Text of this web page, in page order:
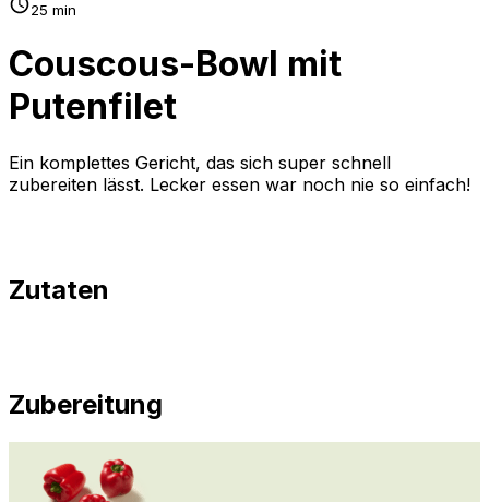
25 min
Couscous-Bowl mit
Putenfilet
Ein komplettes Gericht, das sich super schnell
zubereiten lässt. Lecker essen war noch nie so einfach!
Zutaten
Zubereitung